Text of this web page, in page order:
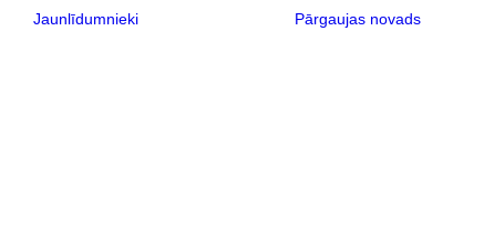
Jaunlīdumnieki Pārgaujas novads